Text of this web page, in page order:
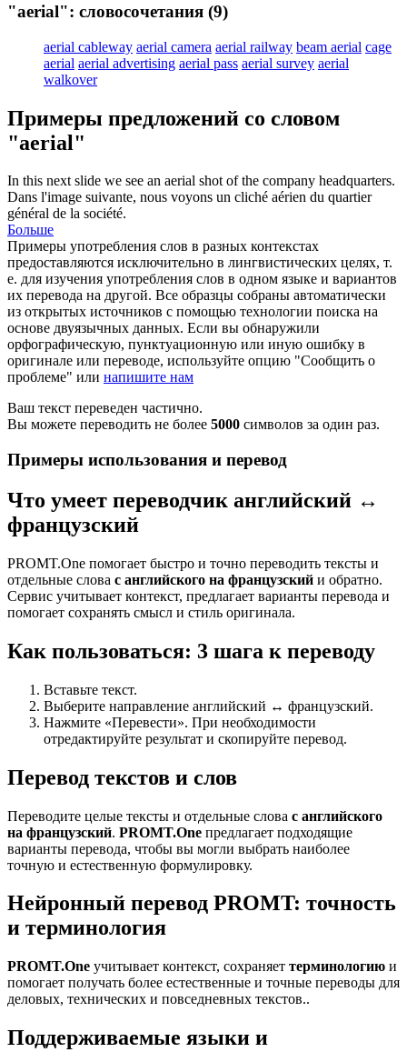
"aerial": словосочетания (9)
aerial cableway aerial camera aerial railway beam aerial cage
aerial aerial advertising aerial pass aerial survey aerial
walkover
Примеры предложений со словом
"aerial"
In this next slide we see an aerial shot of the company headquarters.
Dans l'image suivante, nous voyons un cliché aérien du quartier
général de la société.
Больше
Примеры употребления слов в разных контекстах
предоставляются исключительно в лингвистических целях, т.
е. для изучения употребления слов в одном языке и вариантов
их перевода на другой. Все образцы собраны автоматически
из открытых источников с помощью технологии поиска на
основе двуязычных данных. Если вы обнаружили
орфографическую, пунктуационную или иную ошибку в
оригинале или переводе, используйте опцию "Сообщить о
проблеме" или напишите нам
Ваш текст переведен частично.
Вы можете переводить не более 5000 символов за один раз.
Примеры использования и перевод
Что умеет переводчик английский ↔
французский
PROMT.One помогает быстро и точно переводить тексты и
отдельные слова с английского на французский и обратно.
Сервис учитывает контекст, предлагает варианты перевода и
помогает сохранять смысл и стиль оригинала.
Как пользоваться: 3 шага к переводу
Вставьте текст.
Выберите направление английский ↔ французский.
Нажмите «Перевести». При необходимости
отредактируйте результат и скопируйте перевод.
Перевод текстов и слов
Переводите целые тексты и отдельные слова с английского
на французский. PROMT.One предлагает подходящие
варианты перевода, чтобы вы могли выбрать наиболее
точную и естественную формулировку.
Нейронный перевод PROMT: точность
и терминология
PROMT.One учитывает контекст, сохраняет терминологию и
помогает получать более естественные и точные переводы для
деловых, технических и повседневных текстов..
Поддерживаемые языки и